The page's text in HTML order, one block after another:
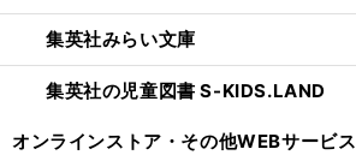
集英社みらい文庫
集英社の児童図書 S-KIDS.LAND
オンラインストア・ その他WEBサービス